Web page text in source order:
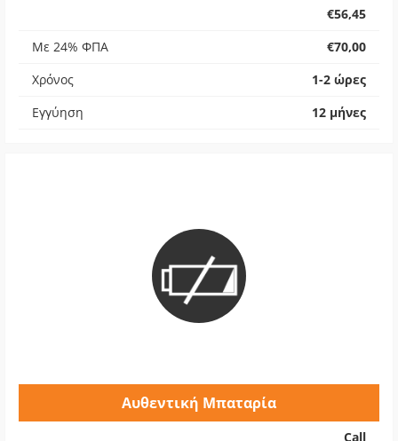
€56,45
Με 24% ΦΠΑ
€70,00
Χρόνος
1-2 ώρες
Εγγύηση
12 μήνες
Αυθεντική Μπαταρία
Call